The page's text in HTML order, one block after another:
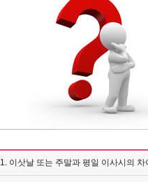
1. 이삿날 또는 주말과 평일 이사시의